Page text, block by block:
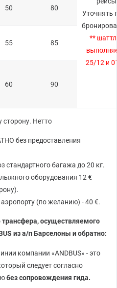
Уточнять
**
25/12 и
50 80
55 85
60 90
сторону. Нетто
без предоставления
стандартного багажа до 20 кг.
оборудования 12 €
(по желанию) - 40 €.
трансфера, осуществляемого
из а/п Барселоны и обратно:
компании «ANDBUS» - это
следует согласно
без сопровождения гида.